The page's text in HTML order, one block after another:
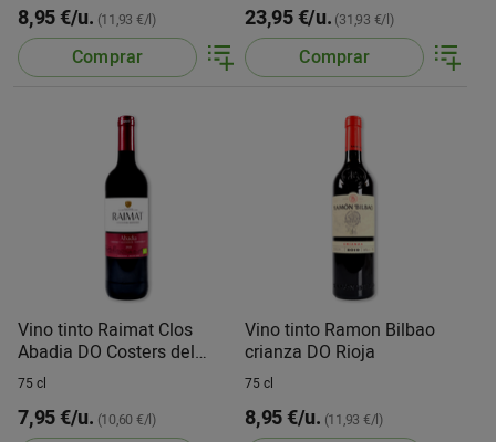
8,95 €/u. (11,93 €/l)
Comprar
23,95 €/u. (31,93 €/l)
Comprar
Vino tinto Raimat Clos
Abadia DO Costers del
Segre
75 cl
7,95 €/u. (10,60 €/l)
Vino tinto Ramon Bilbao
crianza DO Rioja
75 cl
8,95 €/u. (11,93 €/l)